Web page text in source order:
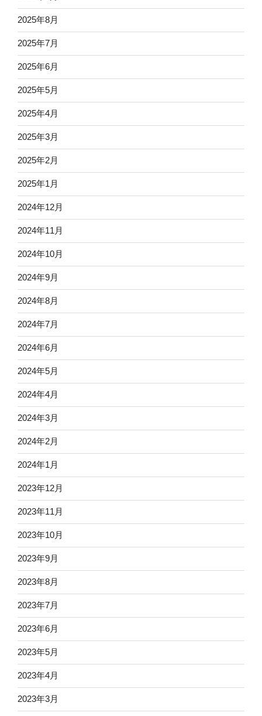
2025年8月
2025年7月
2025年6月
2025年5月
2025年4月
2025年3月
2025年2月
2025年1月
2024年12月
2024年11月
2024年10月
2024年9月
2024年8月
2024年7月
2024年6月
2024年5月
2024年4月
2024年3月
2024年2月
2024年1月
2023年12月
2023年11月
2023年10月
2023年9月
2023年8月
2023年7月
2023年6月
2023年5月
2023年4月
2023年3月